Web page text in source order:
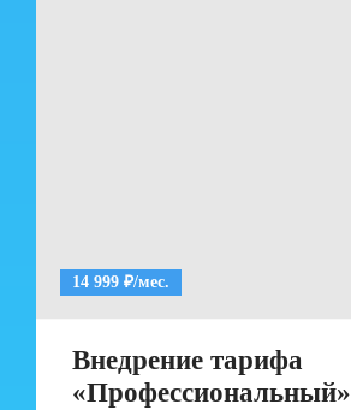
14 999 ₽/мес.
Внедрение тарифа
«Профессиональный»